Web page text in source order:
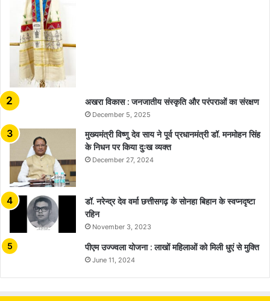
अखरा विकास : जनजातीय संस्कृति और परंपराओं का संरक्षण
December 5, 2025
मुख्यमंत्री विष्णु देव साय ने पूर्व प्रधानमंत्री डॉ. मनमोहन सिंह
के निधन पर किया दुःख व्यक्त
December 27, 2024
डॉ. नरेन्द्र देव वर्मा छत्तीसगढ़ के सोनहा बिहान के स्वप्नदृष्टा
रहिन
November 3, 2023
पीएम उज्ज्वला योजना : लाखों महिलाओं को मिली धुएं से मुक्ति
June 11, 2024